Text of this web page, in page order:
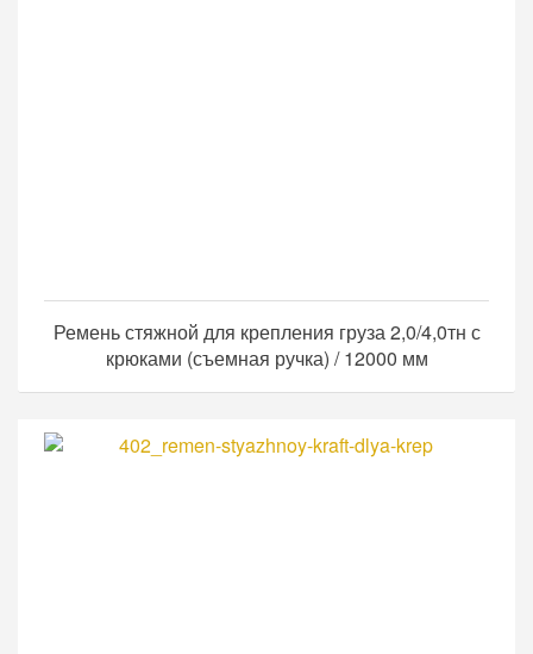
Ремень стяжной для крепления груза 2,0/4,0тн с
крюками (съемная ручка) / 12000 мм